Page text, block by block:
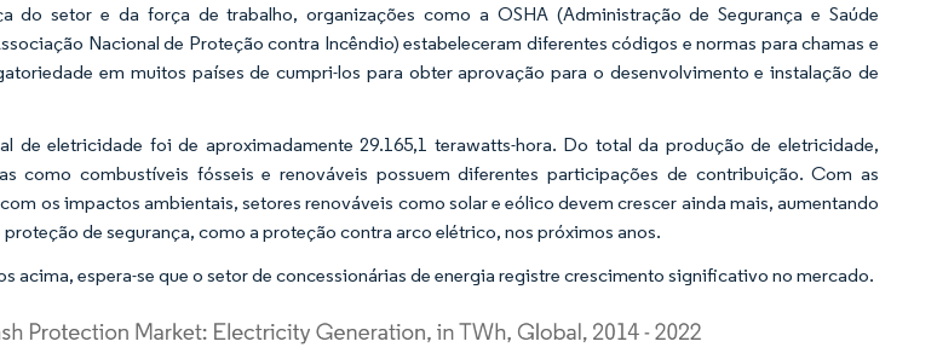
do setor e da força de trabalho, organizações como a OSHA (Administração de Segurança e Saúde
Nacional de Proteção contra Incêndio) estabeleceram diferentes códigos e normas para chamas e
em muitos países de cumpri-los para obter aprovação para o desenvolvimento e instalação de
de eletricidade foi de aproximadamente 29.165,1 terawatts-hora. Do total da produção de eletricidade,
como combustíveis fósseis e renováveis possuem diferentes participações de contribuição. Com as
os impactos ambientais, setores renováveis como solar e eólico devem crescer ainda mais, aumentando
de segurança, como a proteção contra arco elétrico, nos próximos anos.
acima, espera-se que o setor de concessionárias de energia registre crescimento significativo no mercado.